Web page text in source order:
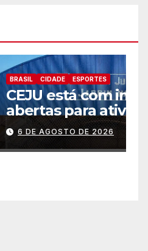
inscrições